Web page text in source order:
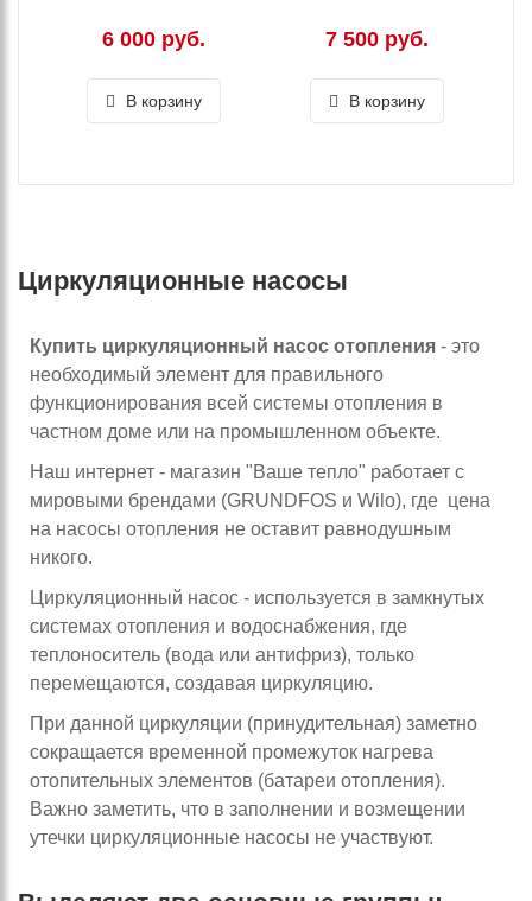
6 000 руб.
В корзину
7 500 руб.
В корзину
Циркуляционные насосы
Купить циркуляционный насос отопления - это
необходимый элемент для правильного
функционирования всей системы отопления в
частном доме или на промышленном объекте.
Наш интернет - магазин "Ваше тепло" работает с
мировыми брендами (GRUNDFOS и Wilo), где цена
на насосы отопления не оставит равнодушным
никого.
Циркуляционный насос - используется в замкнутых
системах отопления и водоснабжения, где
теплоноситель (вода или антифриз), только
перемещаются, создавая циркуляцию.
При данной циркуляции (принудительная) заметно
сокращается временной промежуток нагрева
отопительных элементов (батареи отопления).
Важно заметить, что в заполнении и возмещении
утечки циркуляционные насосы не участвуют.